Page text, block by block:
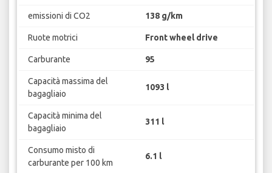
emissioni di CO2 138 g/km
Ruote motrici Front wheel drive
Carburante 95
Capacità massima del
bagagliaio
1093 l
Capacità minima del
bagagliaio
311 l
Consumo misto di
carburante per 100 km
6.1 l